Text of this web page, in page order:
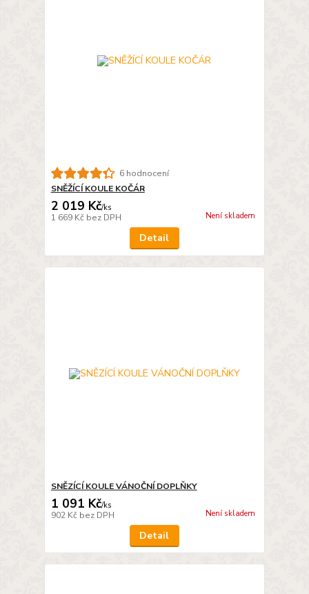
6 hodnocení
SNĚŽÍCÍ KOULE KOČÁR
2 019 Kč/ks
1 669 Kč bez DPH Není skladem
Detail
SNĚZÍCÍ KOULE VÁNOČNÍ DOPLŇKY
1 091 Kč/ks
902 Kč bez DPH Není skladem
Detail